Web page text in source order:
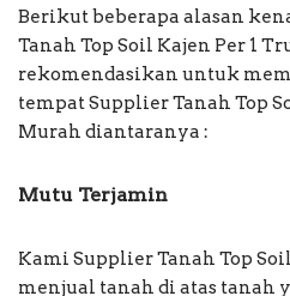
Berikut beberapa alasan
Tanah Top Soil Kajen Per 1
rekomendasikan untuk
tempat Supplier Tanah Top
Murah diantaranya :
Mutu Terjamin
Kami Supplier Tanah Top
menjual tanah di atas tanah